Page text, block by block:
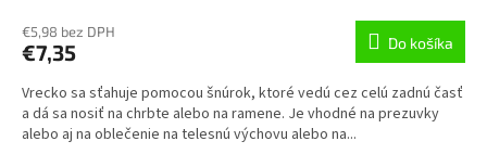
€5,98 bez DPH
€7,35 Do košíka
Vrecko sa sťahuje pomocou šnúrok, ktoré vedú cez celú zadnú časť
a dá sa nosiť na chrbte alebo na ramene. Je vhodné na prezuvky
alebo aj na oblečenie na telesnú výchovu alebo na...